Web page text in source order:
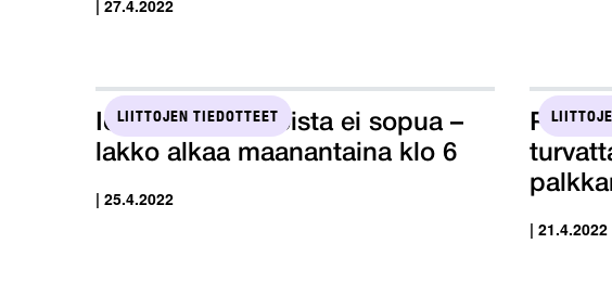
| 27.4.2022
LIITTOJEN TIEDOTTEET
Ict-alan työehdoista ei sopua –
lakko alkaa maanantaina klo 6
| 25.4.2022
| 21.4.2022